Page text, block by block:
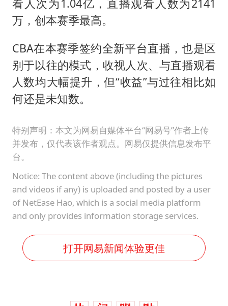
看人次为1.04亿，直播观看人数为2141
万，创本赛季最高。
CBA在本赛季签约全新平台直播，也是区
别于以往的模式，收视人次、与直播观看
人数均大幅提升，但“收益”与过往相比如
何还是未知数。
特别声明：本文为网易自媒体平台“网易号”作者上传
并发布，仅代表该作者观点。网易仅提供信息发布平
台。
Notice: The content above (including the pictures
and videos if any) is uploaded and posted by a user
of NetEase Hao, which is a social media platform
and only provides information storage services.
打开网易新闻体验更佳